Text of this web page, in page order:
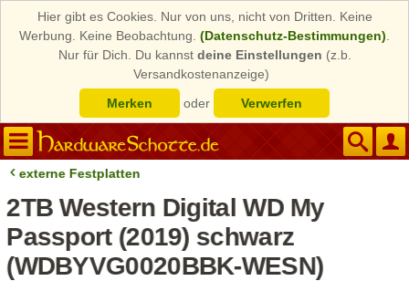
Hier gibt es Cookies. Nur von uns, nicht von Dritten. Keine
Werbung. Keine Beobachtung. (Datenschutz-Bestimmungen)
Nur für Dich. Du kannst deine Einstellungen (z.b.
Versandkostenanzeige)
Merken
oder Verwerfen
externe Festplatten
2TB Western Digital WD My
Passport (2019) schwarz
(WDBYVG0020BBK-WESN)